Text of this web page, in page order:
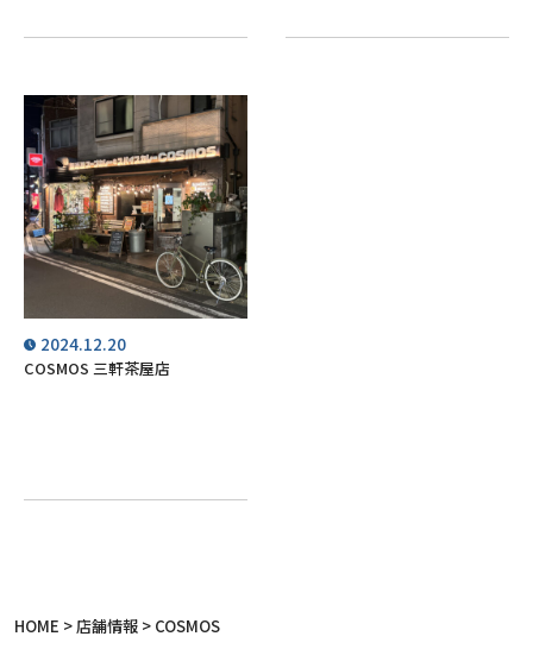
2024.12.20
COSMOS 三軒茶屋店
HOME >店舗情報 > COSMOS